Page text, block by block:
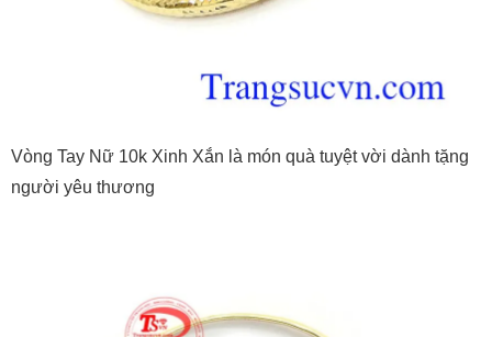
Vòng Tay Nữ 10k Xinh Xắn là món quà tuyệt vời dành tặng
người yêu thương